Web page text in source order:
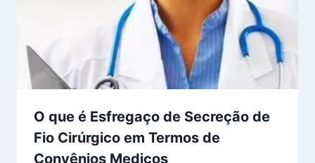
O que é Esfregaço de Secreção de
Fio Cirúrgico em Termos de
Convênios Medicos